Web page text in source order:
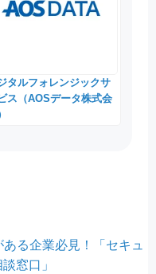
タルフォレンジックサ
ス（AOSデータ株式会
る企業必見！「セキュ
窓口」